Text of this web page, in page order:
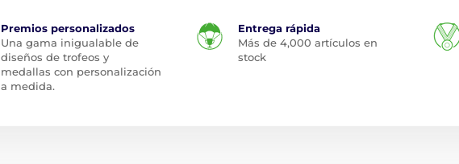
Premios personalizados
Una gama inigualable de
diseños de trofeos y
medallas con personalización
a medida.
Entrega rápida
Más de 4,000 artículos en
stock